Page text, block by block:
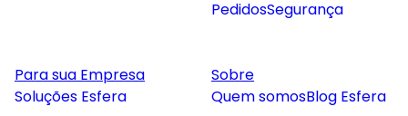
PedidosSegurança
Para sua Empresa
Soluções Esfera
Sobre
Quem somosBlog Esfera